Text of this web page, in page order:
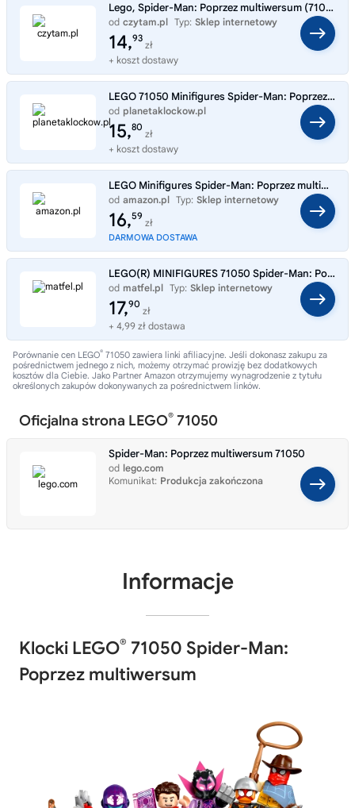
Lego, Spider-Man: Poprzez multiwersum (71050)
od czytam.pl Typ: Sklep internetowy
14,93
zł
+ koszt dostawy
LEGO 71050 Minifigures Spider-Man: Poprzez multiwersum
od planetaklockow.pl
Typ: Sklep internetowy
15,80
zł
+ koszt dostawy
LEGO Minifigures Spider-Man: Poprzez multiwersum, superbohaterowie Marvela do kolekcji, w tym Miles Morales i Peter Park
od amazon.pl Typ: Sklep internetowy
16,59
zł
DARMOWA DOSTAWA
LEGO(R) MINIFIGURES 71050 Spider-Man: Poprzez multiw
od matfel.pl Typ: Sklep internetowy
17,90
zł
+ 4,99 zł dostawa
Porównanie cen LEGO® 71050 zawiera linki afiliacyjne. Jeśli dokonasz zakupu za
pośrednictwem jednego z nich, możemy otrzymać prowizję bez dodatkowych
kosztów dla Ciebie. Jako Partner Amazon otrzymujemy wynagrodzenie z tytułu
określonych zakupów dokonywanych za pośrednictwem linków.
Oficjalna strona LEGO® 71050
Spider-Man: Poprzez multiwersum 71050
od lego.com
Komunikat: Produkcja zakończona
Informacje
Klocki LEGO® 71050 Spider-Man:
Poprzez multiwersum